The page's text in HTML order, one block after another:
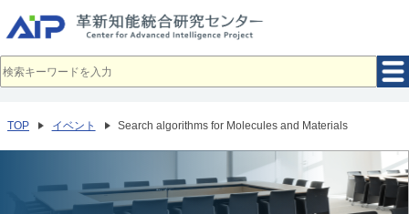
イ
ン
へ
動
TOP イベント Search algorithms for Molecules and Materials